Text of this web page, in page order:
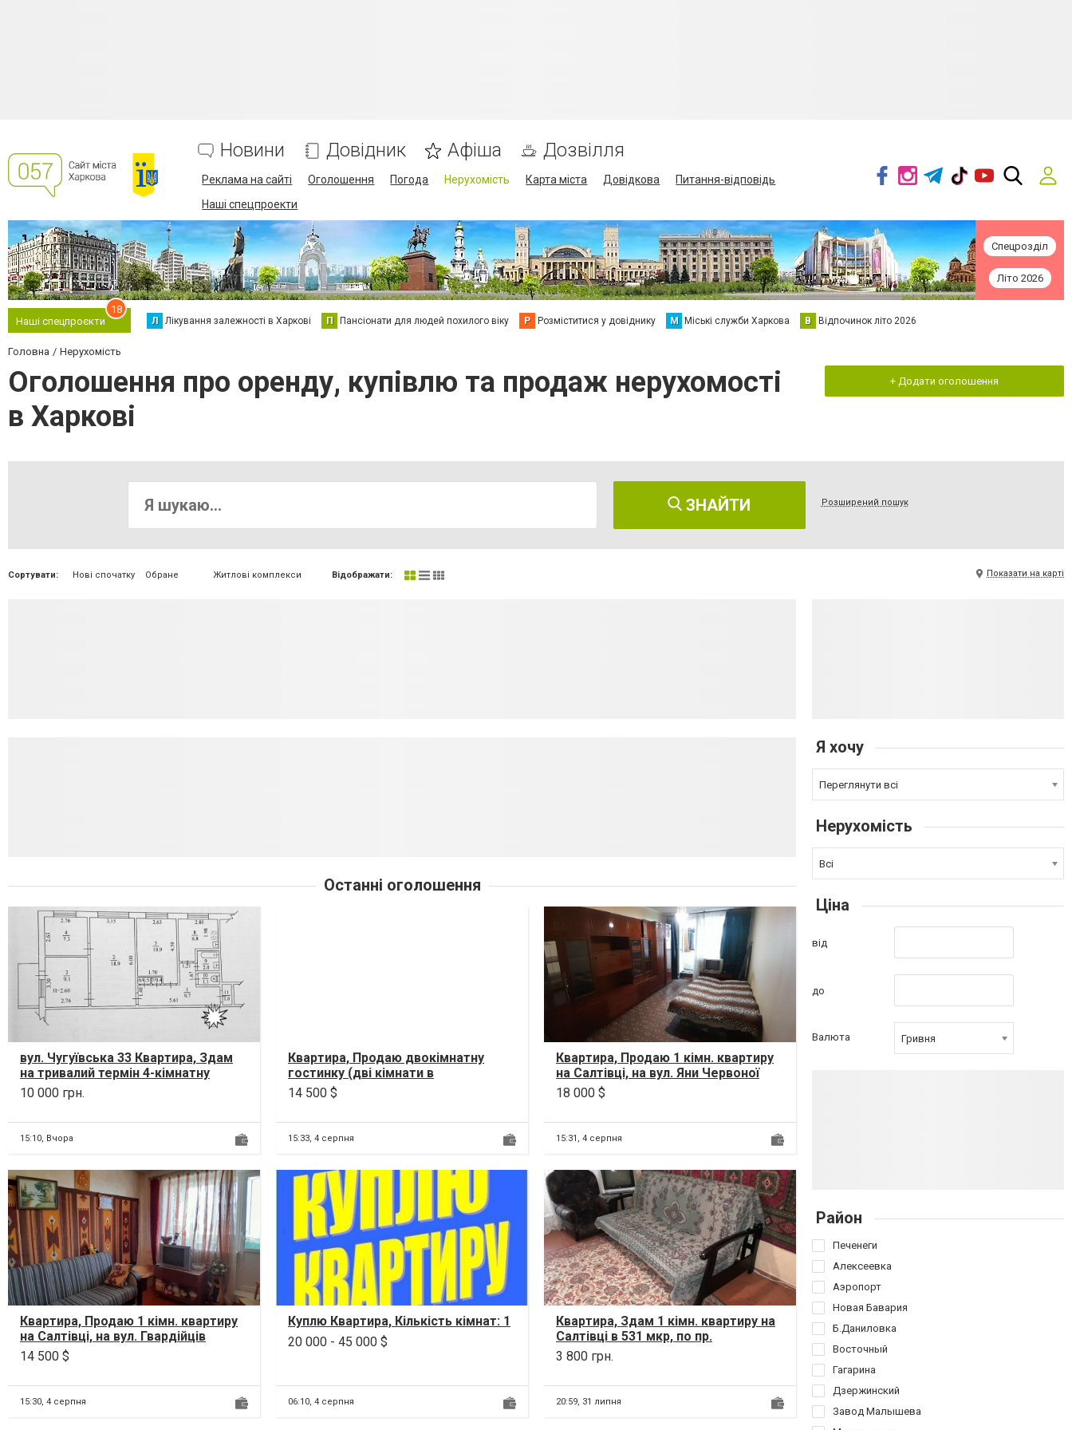
Новини Довідник Афіша Дозвілля
Реклама на сайті Оголошення Погода Нерухомість Карта міста Довідкова
Питання-відповідь
Наші спецпроекти
Спецрозділ
Літо 2026
Наші спецпроєкти
18
Л Лікування залежності в Харкові П Пансіонати для людей похилого віку Р Розміститися у довіднику М Міські служби Харкова В Відпочинок літо 2026
Головна Нерухомість
Оголошення про оренду, купівлю та продаж нерухомості
в Харкові
+ Додати оголошення
ЗНАЙТИ Розширений пошук
Сортувати: Нові спочатку Обране Житлові комплекси Відображати: Показати на карті
Останні оголошення
вул. Чугуївська 33 Квартира, Здам
на тривалий термін 4-кімнатну
квартиру для великої родини. Три
10 000 грн.
15:10, Вчора
Квартира, Продаю двокімнатну
гостинку (дві кімнати в
трикімнатній квартирі) на Салтівці,
606а мкр на...
14 500 $
15:33, 4 серпня
Квартира, Продаю 1 кімн. квартиру
на Салтівці, на вул. Яни Червоної
(Родниковая). До ст. метро Салт...
18 000 $
15:31, 4 серпня
Квартира, Продаю 1 кімн. квартиру
на Салтівці, на вул. Гвардійців
Широнінців. До ст. метро Салтівсь...
14 500 $
15:30, 4 серпня
Куплю Квартира, Кількість кімнат: 1
20 000 - 45 000 $
06:10, 4 серпня
Квартира, Здам 1 кімн. квартиру на
Салтівці в 531 мкр, по пр.
Тракторобудівників 105. До ст.
метро...
3 800 грн.
20:59, 31 липня
Я хочу
Переглянути всі
Нерухомість
Всі
Ціна
від
до
Валюта Гривня
Район
Печенеги
Алексеевка
Аэропорт
Новая Бавария
Б.Даниловка
Восточный
Гагарина
Дзержинский
Завод Малышева